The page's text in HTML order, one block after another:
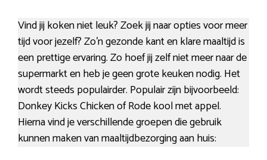
Vind jij koken niet leuk? Zoek jij naar opties voor meer
tijd voor jezelf? Zo’n gezonde kant en klare maaltijd is
een prettige ervaring. Zo hoef jij zelf niet meer naar de
supermarkt en heb je geen grote keuken nodig. Het
wordt steeds populairder. Populair zijn bijvoorbeeld:
Donkey Kicks Chicken of Rode kool met appel.
Hierna vind je verschillende groepen die gebruik
kunnen maken van maaltijdbezorging aan huis: